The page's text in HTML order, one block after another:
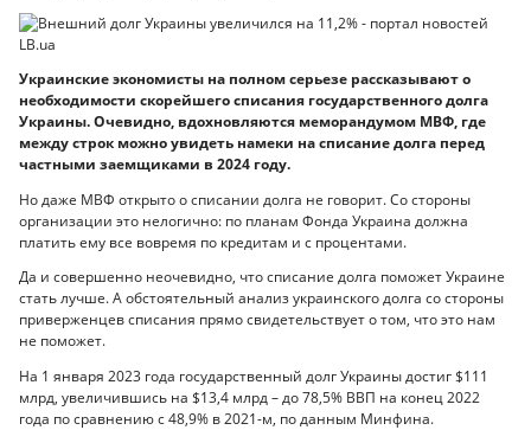
Украинские экономисты на полном серьезе рассказывают о
необходимости скорейшего списания государственного долга
Украины. Очевидно, вдохновляются меморандумом МВФ, где
между строк можно увидеть намеки на списание долга перед
частными заемщиками в 2024 году.
Но даже МВФ открыто о списании долга не говорит. Со стороны
организации это нелогично: по планам Фонда Украина должна
платить ему все вовремя по кредитам и с процентами.
Да и совершенно неочевидно, что списание долга поможет Украине
стать лучше. А обстоятельный анализ украинского долга со стороны
приверженцев списания прямо свидетельствует о том, что это нам
не поможет.
На 1 января 2023 года государственный долг Украины достиг $111
млрд, увеличившись на $13,4 млрд – до 78,5% ВВП на конец 2022
года по сравнению с 48,9% в 2021-м, по данным Минфина.